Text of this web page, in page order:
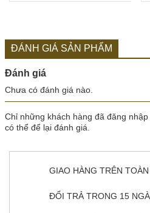
ĐÁNH GIÁ SẢN PHẨM
Đánh giá
Chưa có đánh giá nào.
Chỉ những khách hàng đã đăng
có thể để lại đánh giá.
GIAO HÀNG TRÊN
ĐỔI TRẢ TRONG 15